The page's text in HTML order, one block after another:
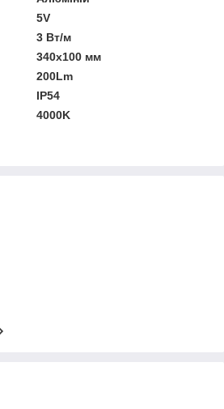
5V
3 Вт/м
340х100 мм
200Lm
IP54
4000K